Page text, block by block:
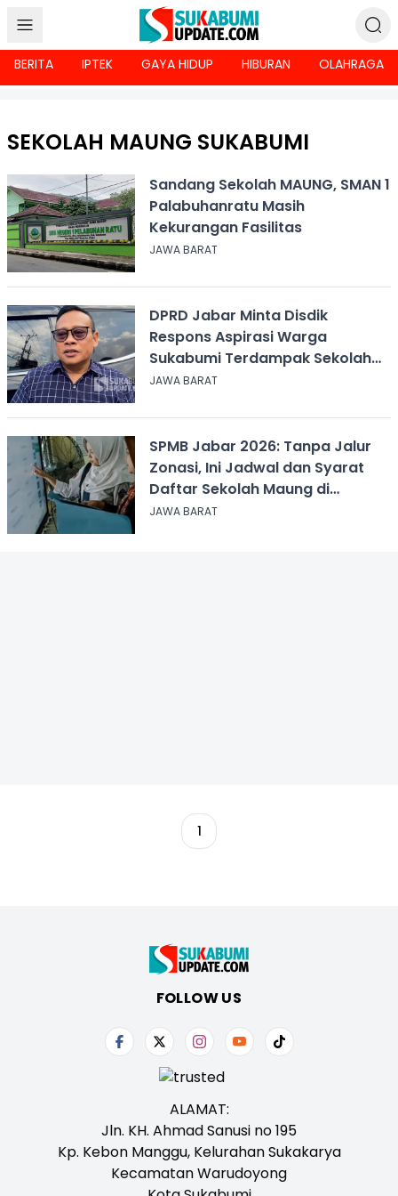
BERITA IPTEK GAYA HIDUP HIBURAN OLAHRAGA
SEKOLAH MAUNG SUKABUMI
Sandang Sekolah MAUNG, SMAN 1
Palabuhanratu Masih
Kekurangan Fasilitas
JAWA BARAT
DPRD Jabar Minta Disdik
Respons Aspirasi Warga
Sukabumi Terdampak Sekolah
Maung
JAWA BARAT
SPMB Jabar 2026: Tanpa Jalur
Zonasi, Ini Jadwal dan Syarat
Daftar Sekolah Maung di
Sukabumi
JAWA BARAT
1
FOLLOW US
ALAMAT:
Jln. KH. Ahmad Sanusi no 195
Kp. Kebon Manggu, Kelurahan Sukakarya
Kecamatan Warudoyong